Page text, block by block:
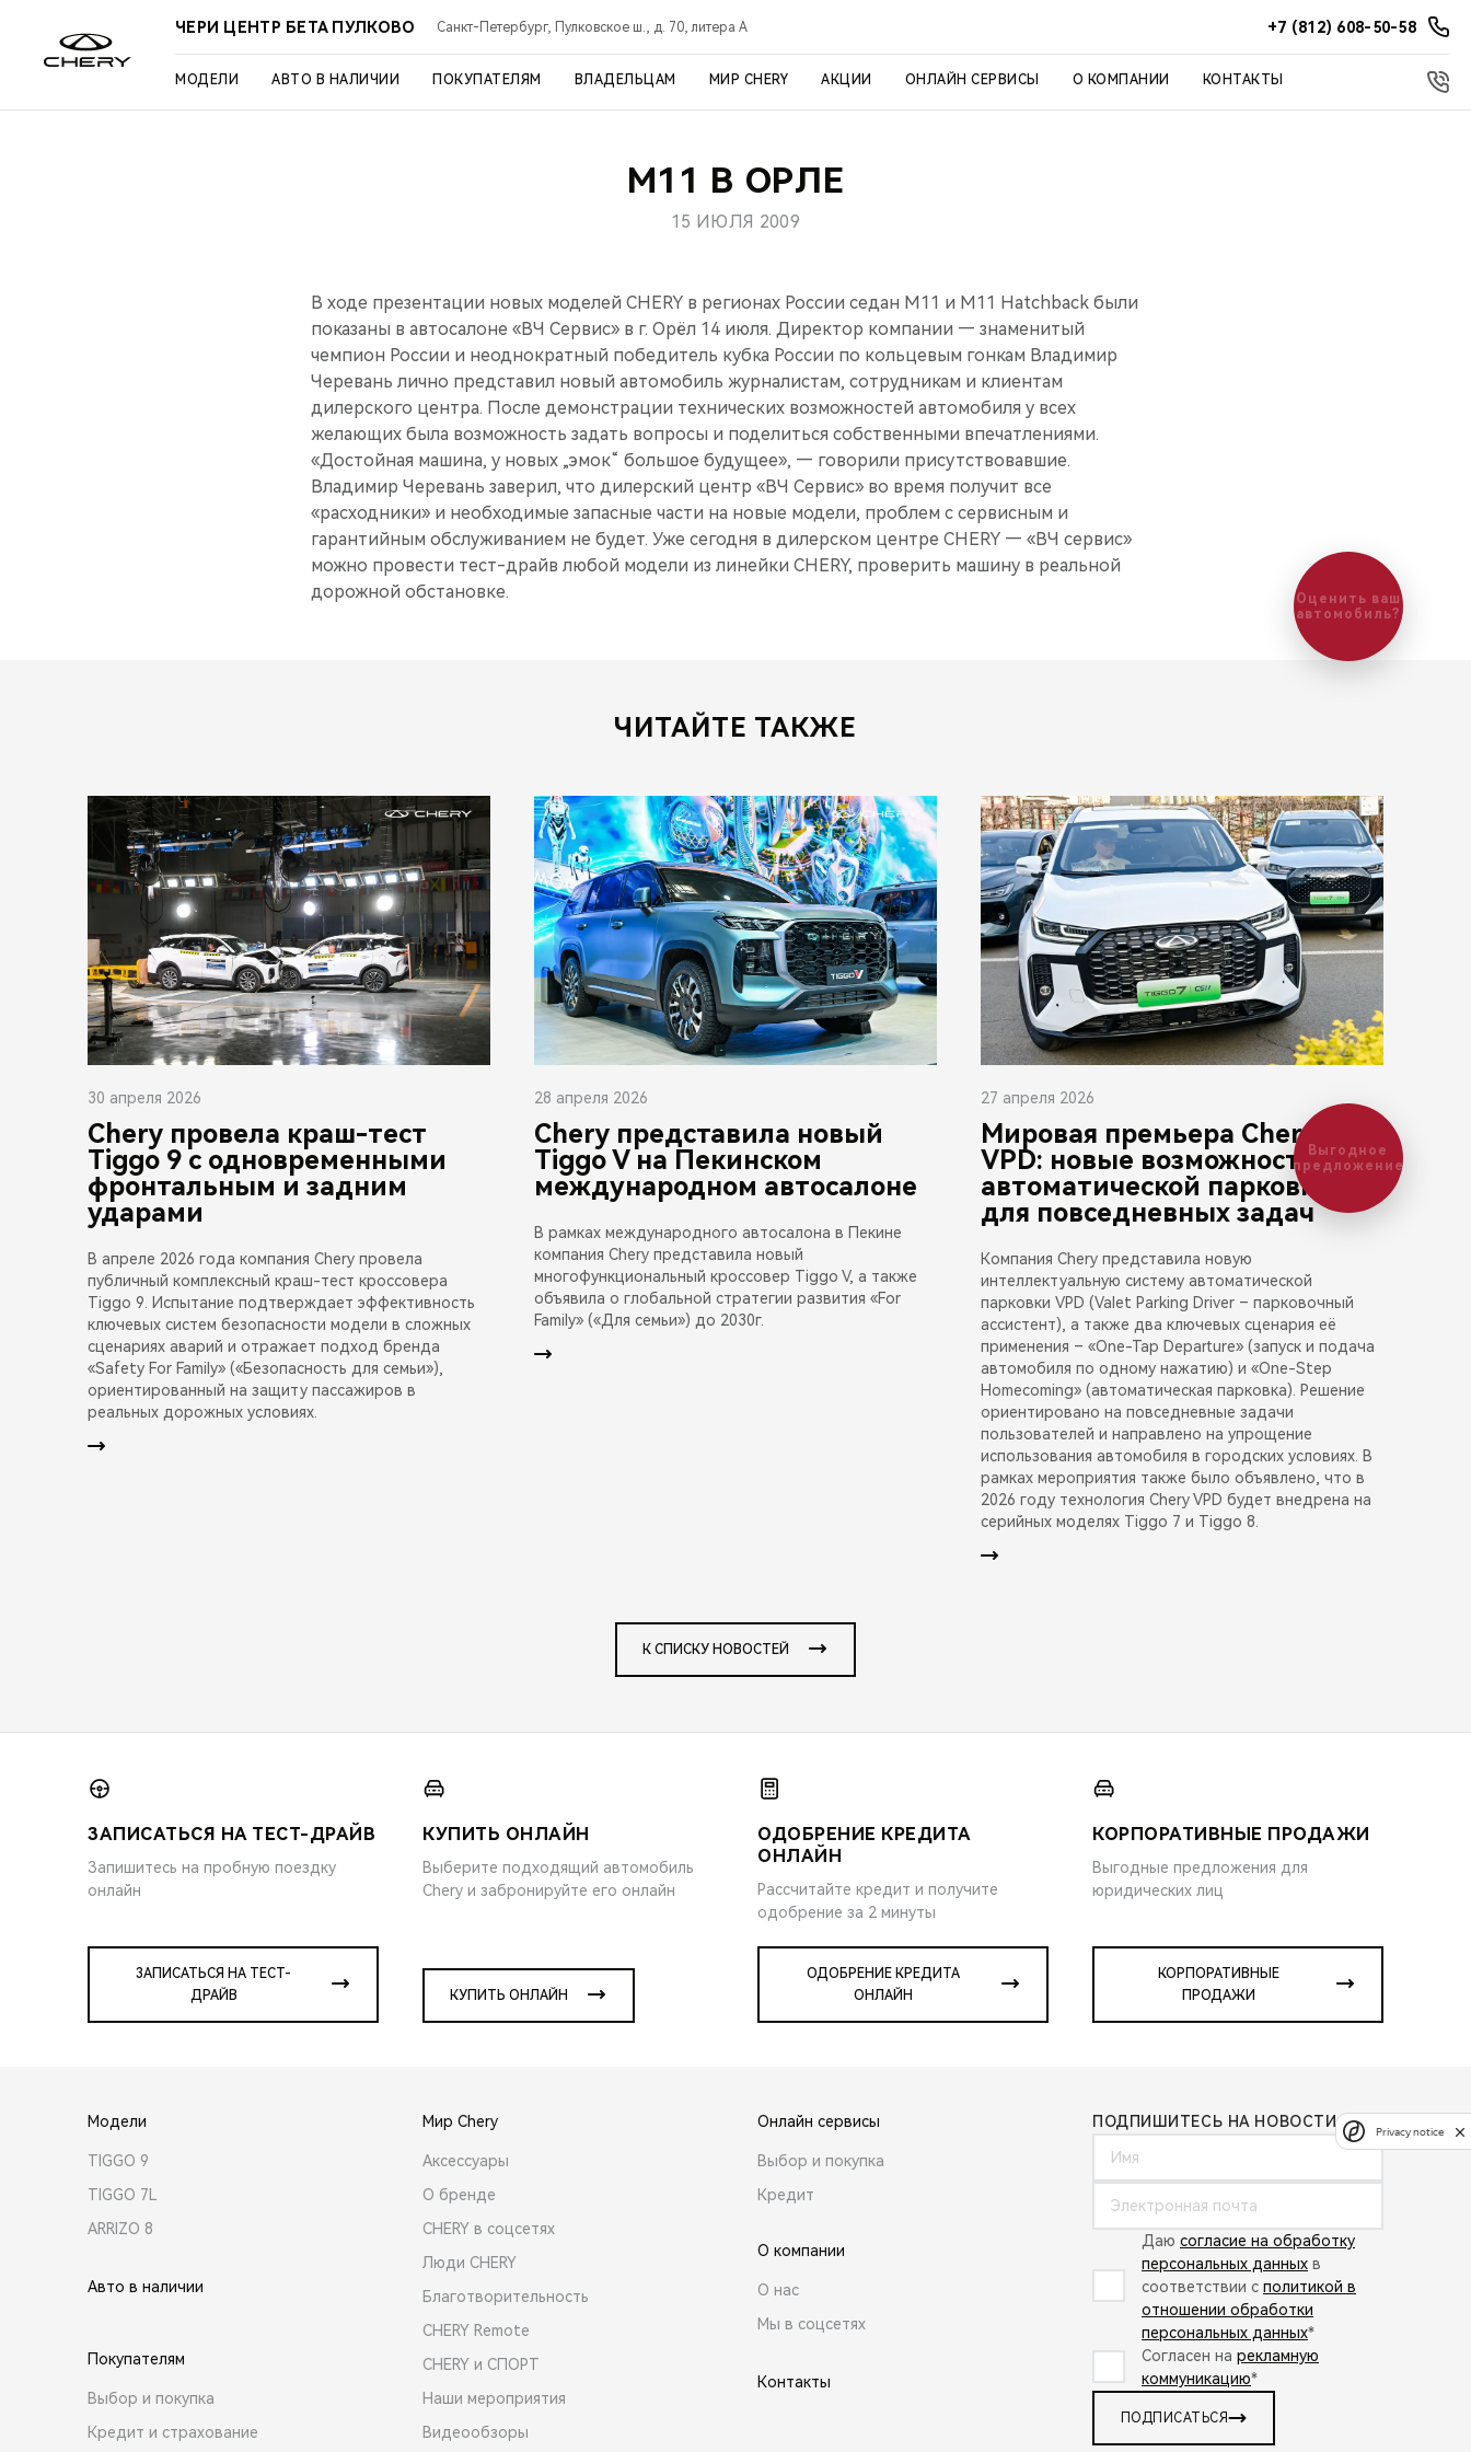
ЧЕРИ ЦЕНТР БЕТА ПУЛКОВО Санкт-Петербург, Пулковское ш., д. 70, литера А +7 (812) 608-50-58
МОДЕЛИ АВТО В НАЛИЧИИ ПОКУПАТЕЛЯМ ВЛАДЕЛЬЦАМ МИР CHERY АКЦИИ ОНЛАЙН СЕРВИСЫ О КОМПАНИИ КОНТАКТЫ
М11 В ОРЛЕ
15 ИЮЛЯ 2009
В ходе презентации новых моделей CHERY в регионах России седан M11 и М11 Hatchback были
показаны в автосалоне «ВЧ Сервис» в г. Орёл 14 июля. Директор компании — знаменитый
чемпион России и неоднократный победитель кубка России по кольцевым гонкам Владимир
Черевань лично представил новый автомобиль журналистам, сотрудникам и клиентам
дилерского центра. После демонстрации технических возможностей автомобиля у всех
желающих была возможность задать вопросы и поделиться собственными впечатлениями.
«Достойная машина, у новых „эмок“ большое будущее», — говорили присутствовавшие.
Владимир Черевань заверил, что дилерский центр «ВЧ Сервис» во время получит все
«расходники» и необходимые запасные части на новые модели, проблем с сервисным и
гарантийным обслуживанием не будет. Уже сегодня в дилерском центре CHERY — «ВЧ сервис»
можно провести тест-драйв любой модели из линейки CHERY, проверить машину в реальной
дорожной обстановке.
ЧИТАЙТЕ ТАКЖЕ
30 апреля 2026
Chery провела краш-тест
Tiggo 9 с одновременными
фронтальным и задним
ударами
В апреле 2026 года компания Chery провела
публичный комплексный краш-тест кроссовера
Tiggo 9. Испытание подтверждает эффективность
ключевых систем безопасности модели в сложных
сценариях аварий и отражает подход бренда
«Safety For Family» («Безопасность для семьи»),
ориентированный на защиту пассажиров в
реальных дорожных условиях.
28 апреля 2026
Chery представила новый
Tiggo V на Пекинском
международном автосалоне
В рамках международного автосалона в Пекине
компания Chery представила новый
многофункциональный кроссовер Tiggo V, а также
объявила о глобальной стратегии развития «For
Family» («Для семьи») до 2030г.
27 апреля 2026
Мировая премьера Chery
VPD: новые возможности
автоматической парковки
для повседневных задач
Компания Chery представила новую
интеллектуальную систему автоматической
парковки VPD (Valet Parking Driver – парковочный
ассистент), а также два ключевых сценария её
применения – «One-Tap Departure» (запуск и подача
автомобиля по одному нажатию) и «One-Step
Homecoming» (автоматическая парковка). Решение
ориентировано на повседневные задачи
пользователей и направлено на упрощение
использования автомобиля в городских условиях. В
рамках мероприятия также было объявлено, что в
2026 году технология Chery VPD будет внедрена на
серийных моделях Tiggo 7 и Tiggo 8.
К СПИСКУ НОВОСТЕЙ
ЗАПИСАТЬСЯ НА ТЕСТ-ДРАЙВ
Запишитесь на пробную поездку
онлайн
ЗАПИСАТЬСЯ НА ТЕСТ-
ДРАЙВ
КУПИТЬ ОНЛАЙН
Выберите подходящий автомобиль
Chery и забронируйте его онлайн
КУПИТЬ ОНЛАЙН
ОДОБРЕНИЕ КРЕДИТА
ОНЛАЙН
Рассчитайте кредит и получите
одобрение за 2 минуты
ОДОБРЕНИЕ КРЕДИТА
ОНЛАЙН
КОРПОРАТИВНЫЕ ПРОДАЖИ
Выгодные предложения для
юридических лиц
КОРПОРАТИВНЫЕ
ПРОДАЖИ
Модели
TIGGO 9
TIGGO 7L
ARRIZO 8
Авто в наличии
Покупателям
Выбор и покупка
Кредит и страхование
Мир Chery
Аксессуары
О бренде
CHERY в соцсетях
Люди CHERY
Благотворительность
CHERY Remote
CHERY и СПОРТ
Наши мероприятия
Видеообзоры
Онлайн сервисы
Выбор и покупка
Кредит
О компании
О нас
Мы в соцсетях
Контакты
ПОДПИШИТЕСЬ НА НОВОСТИ:
Даю согласие на обработку
персональных данных в
соответствии с политикой в
отношении обработки
персональных данных*
Согласен на рекламную
коммуникацию*
ПОДПИСАТЬСЯ
Оценить ваш
автомобиль?
Выгодное
предложение
Privacy notice